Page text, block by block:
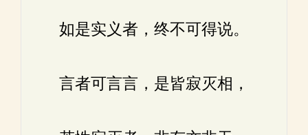
如是实义者，终不可得说。
言者可言言，是皆寂灭相，